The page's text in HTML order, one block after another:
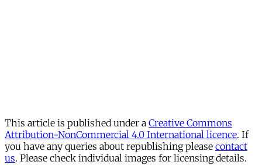
This article is published under a Creative Commons
Attribution-NonCommercial 4.0 International licence. If
you have any queries about republishing please contact
us. Please check individual images for licensing details.